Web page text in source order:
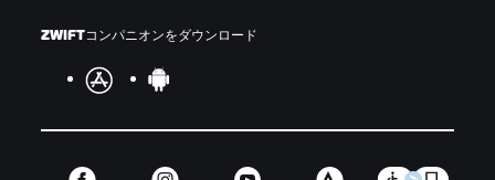
ZWIFTコンパニオンをダウンロード